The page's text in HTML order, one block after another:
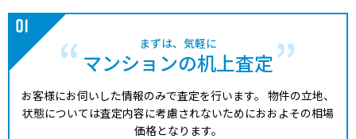
まずは、気軽に
マンションの机上査定
お客様にお伺いした情報のみで査定を行います。 物件の立地、
状態については査定内容に考慮されないためにおおよその相場
価格となります。